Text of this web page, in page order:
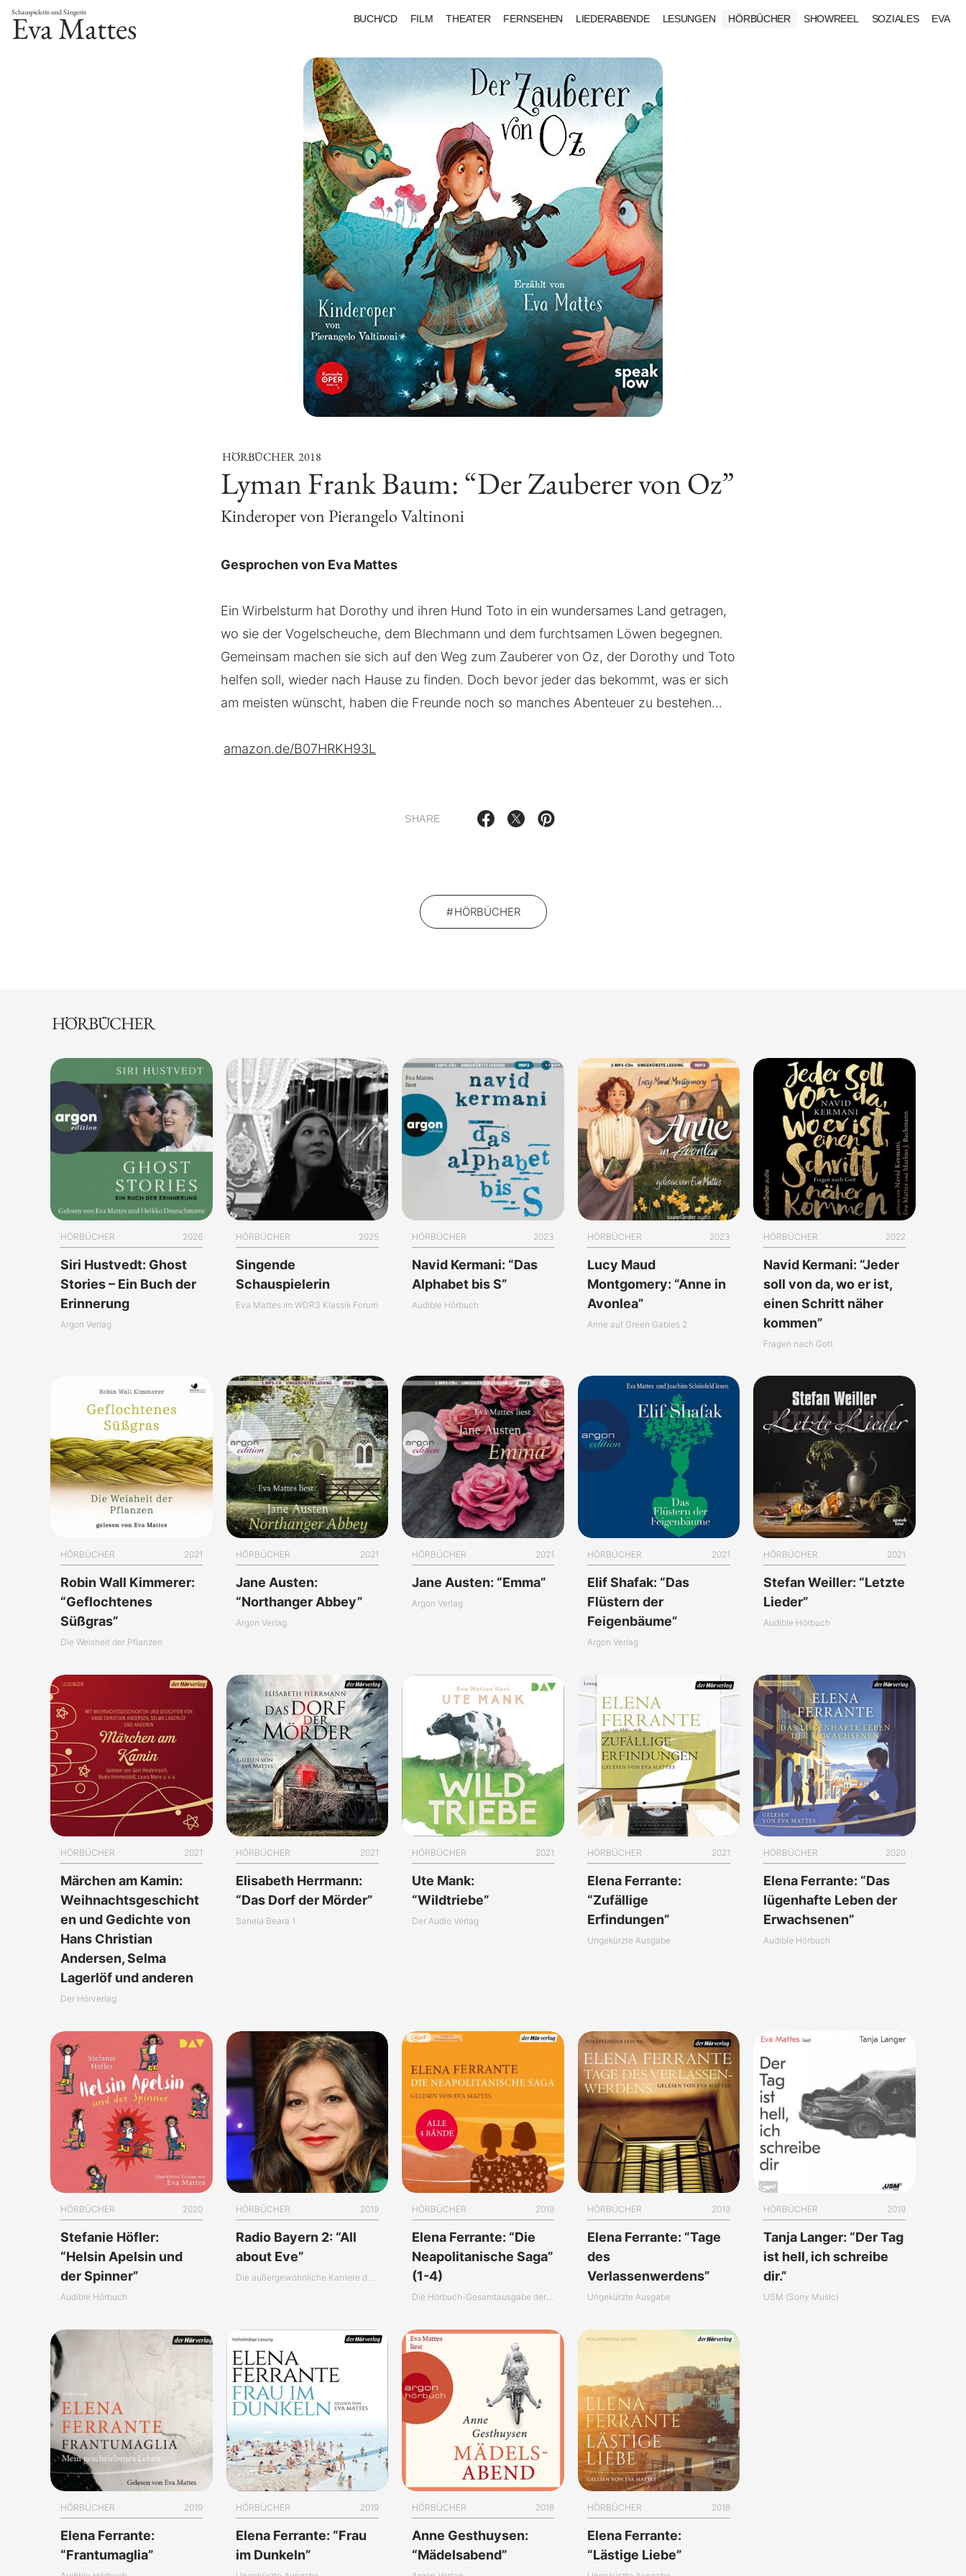
Schauspielerin und Sängerin
Eva Mattes BUCH/CD FILM THEATER FERNSEHEN LIEDERABENDE LESUNGEN HÖRBÜCHER SHOWREEL SOZIALES EVA
HÖRBÜCHER 2018
Lyman Frank Baum: “Der Zauberer von Oz”
Kinderoper von Pierangelo Valtinoni
Gesprochen von Eva Mattes
Ein Wirbelsturm hat Dorothy und ihren Hund Toto in ein wundersames Land getragen,
wo sie der Vogelscheuche, dem Blechmann und dem furchtsamen Löwen begegnen.
Gemeinsam machen sie sich auf den Weg zum Zauberer von Oz, der Dorothy und Toto
helfen soll, wieder nach Hause zu finden. Doch bevor jeder das bekommt, was er sich
am meisten wünscht, haben die Freunde noch so manches Abenteuer zu bestehen…
amazon.de/B07HRKH93L
SHARE
HÖRBÜCHER
HÖRBÜCHER
HÖRBÜCHER 2026
Siri Hustvedt: Ghost
Stories – Ein Buch der
Erinnerung
Argon Verlag
HÖRBÜCHER 2025
Singende
Schauspielerin
Eva Mattes im WDR3 Klassik Forum
HÖRBÜCHER 2023
Navid Kermani: “Das
Alphabet bis S”
Audible Hörbuch
HÖRBÜCHER 2023
Lucy Maud
Montgomery: “Anne in
Avonlea”
Anne auf Green Gables 2
HÖRBÜCHER 2022
Navid Kermani: “Jeder
soll von da, wo er ist,
einen Schritt näher
kommen”
Fragen nach Gott
HÖRBÜCHER 2021
Robin Wall Kimmerer:
“Geflochtenes
Süßgras”
Die Weisheit der Pflanzen
HÖRBÜCHER 2021
Jane Austen:
“Northanger Abbey”
Argon Verlag
HÖRBÜCHER 2021
Jane Austen: “Emma”
Argon Verlag
HÖRBÜCHER 2021
Elif Shafak: “Das
Flüstern der
Feigenbäume”
Argon Verlag
HÖRBÜCHER 2021
Stefan Weiller: “Letzte
Lieder”
Audible Hörbuch
HÖRBÜCHER 2021
Märchen am Kamin:
Weihnachtsgeschicht
en und Gedichte von
Hans Christian
Andersen, Selma
Lagerlöf und anderen
Der Hörverlag
HÖRBÜCHER 2021
Elisabeth Herrmann:
“Das Dorf der Mörder”
Sanela Beara 1
HÖRBÜCHER 2021
Ute Mank:
“Wildtriebe”
Der Audio Verlag
HÖRBÜCHER 2021
Elena Ferrante:
“Zufällige
Erfindungen”
Ungekürzte Ausgabe
HÖRBÜCHER 2020
Elena Ferrante: “Das
lügenhafte Leben der
Erwachsenen”
Audible Hörbuch
HÖRBÜCHER 2020
Stefanie Höfler:
“Helsin Apelsin und
der Spinner”
Audible Hörbuch
HÖRBÜCHER 2019
Radio Bayern 2: “All
about Eve”
Die außergewöhnliche Karriere der Eva Mattes
HÖRBÜCHER 2019
Elena Ferrante: “Die
Neapolitanische Saga”
(1-4)
Die Hörbuch-Gesamtausgabe der “Neapolitanischen Saga”
HÖRBÜCHER 2019
Elena Ferrante: “Tage
des
Verlassenwerdens”
Ungekürzte Ausgabe
HÖRBÜCHER 2019
Tanja Langer: “Der Tag
ist hell, ich schreibe
dir.”
USM (Sony Music)
HÖRBÜCHER 2019
Elena Ferrante:
“Frantumaglia”
HÖRBÜCHER 2019
Elena Ferrante: “Frau
im Dunkeln”
HÖRBÜCHER 2018
Anne Gesthuysen:
“Mädelsabend”
HÖRBÜCHER 2018
Elena Ferrante:
“Lästige Liebe”